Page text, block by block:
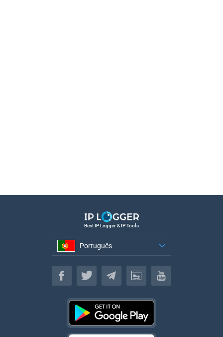
Best IP Logger & IP Tools
Português
Português